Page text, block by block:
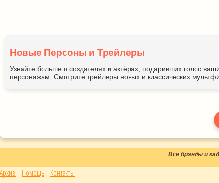
Новые Персоны и Трейлеры
Узнайте больше о создателях и актёрах, подаривших голос
персонажам. Смотрите трейлеры новых и классических
Все брэнды и
Архив | Помощь | Контакты